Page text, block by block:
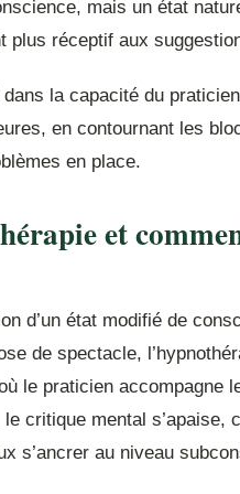
mais un état
plus réceptif aux
la capacité du
en contournant les
en place.
et
d’un état modifié de
de spectacle,
le praticien accompagne
critique mental s’apaise,
s’ancrer au niveau